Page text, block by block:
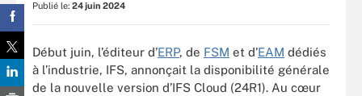
Publié le: 24 juin 2024
Début juin, l’éditeur d’ERP, de FSM et d’EAM dédiés
à l’industrie, IFS, annonçait la disponibilité générale
de la nouvelle version d’IFS Cloud (24R1). Au cœur